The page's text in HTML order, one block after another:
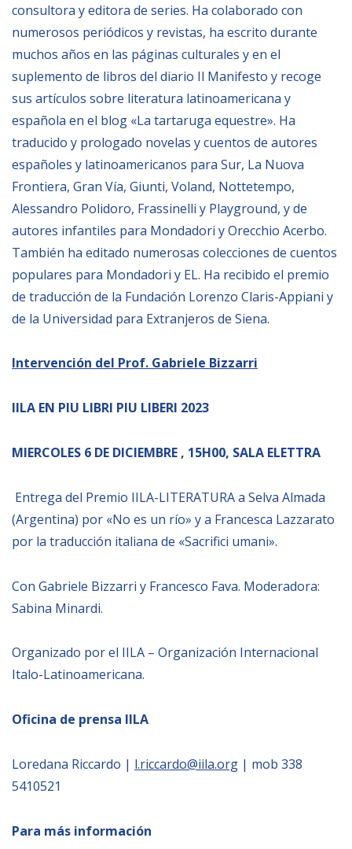
consultora y editora de series. Ha colaborado con
numerosos periódicos y revistas, ha escrito durante
muchos años en las páginas culturales y en el
suplemento de libros del diario Il Manifesto y recoge
sus artículos sobre literatura latinoamericana y
española en el blog «La tartaruga equestre». Ha
traducido y prologado novelas y cuentos de autores
españoles y latinoamericanos para Sur, La Nuova
Frontiera, Gran Vía, Giunti, Voland, Nottetempo,
Alessandro Polidoro, Frassinelli y Playground, y de
autores infantiles para Mondadori y Orecchio Acerbo.
También ha editado numerosas colecciones de cuentos
populares para Mondadori y EL. Ha recibido el premio
de traducción de la Fundación Lorenzo Claris-Appiani y
de la Universidad para Extranjeros de Siena.
Intervención del Prof. Gabriele Bizzarri
IILA EN PIU LIBRI PIU LIBERI 2023
MIERCOLES 6 DE DICIEMBRE , 15H00, SALA ELETTRA
Entrega del Premio IILA-LITERATURA a Selva Almada
(Argentina) por «No es un río» y a Francesca Lazzarato
por la traducción italiana de «Sacrifici umani».
Con Gabriele Bizzarri y Francesco Fava. Moderadora:
Sabina Minardi.
Organizado por el IILA – Organización Internacional
Italo-Latinoamericana.
Oficina de prensa IILA
Loredana Riccardo | l.riccardo@iila.org | mob 338
5410521
Para más información